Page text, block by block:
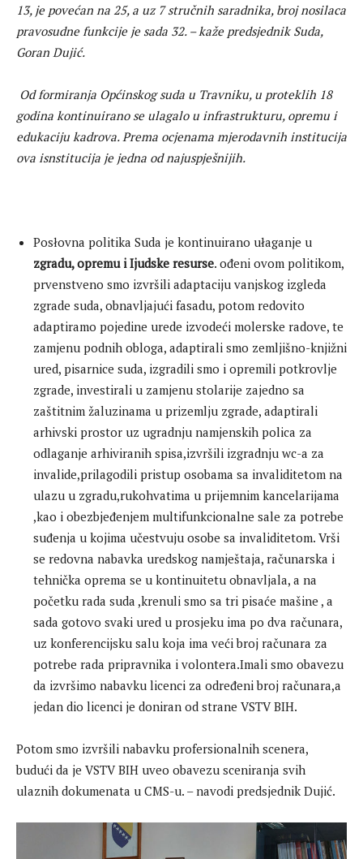
13, je povećan na 25, a uz 7 stručnih saradnika, broj nosilaca
pravosudne funkcije je sada 32. – kaže predsjednik Suda,
Goran Dujić.
Od formiranja Općinskog suda u Travniku, u proteklih 18
godina kontinuirano se ulagalo u infrastrukturu, opremu i
edukaciju kadrova. Prema ocjenama mjerodavnih institucija
ova isnstitucija je jedna od najuspješnijih.
Posłovna politika Suda je kontinuirano ułaganje u
zgradu, opremu i Ijudske resurse. ođeni ovom politikom,
prvenstveno smo izvršili adaptaciju vanjskog izgleda
zgrade suda, obnavljajući fasadu, potom redovito
adaptiramo pojedine urede izvodeći molerske radove, te
zamjenu podnih obloga, adaptirali smo zemljišno-knjižni
ured, pisarnice suda, izgradili smo i opremili potkrovlje
zgrade, investirali u zamjenu stolarije zajedno sa
zaštitnim žaluzinama u prizemlju zgrade, adaptirali
arhivski prostor uz ugradnju namjenskih polica za
odlaganje arhiviranih spisa,izvršili izgradnju wc-a za
invalide,prilagodili pristup osobama sa invaliditetom na
ulazu u zgradu,rukohvatima u prijemnim kancelarijama
,kao i obezbjeđenjem multifunkcionalne sale za potrebe
suđenja u kojima učestvuju osobe sa invaliditetom. Vrši
se redovna nabavka uredskog namještaja, računarska i
tehnička oprema se u kontinuitetu obnavljala, a na
početku rada suda ,krenuli smo sa tri pisaće mašine , a
sada gotovo svaki ured u prosjeku ima po dva računara,
uz konferencijsku salu koja ima veći broj računara za
potrebe rada pripravnika i volontera.Imali smo obavezu
da izvršimo nabavku licenci za određeni broj računara,a
jedan dio licenci je doniran od strane VSTV BIH.
Potom smo izvršili nabavku profersionalnih scenera,
budući da je VSTV BIH uveo obavezu sceniranja svih
ulaznih dokumenata u CMS-u. – navodi predsjednik Dujić.